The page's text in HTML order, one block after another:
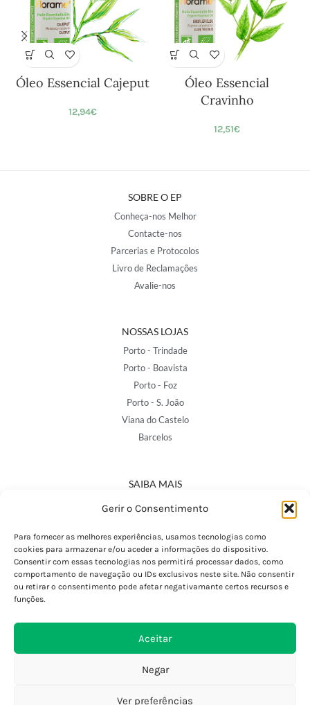
Gerir o Consentimento
Para fornecer as melhores experiências, usamos tecnologias como
cookies para armazenar e/ou aceder a informações do dispositivo.
Consentir com essas tecnologias nos permitirá processar dados, como
comportamento de navegação ou IDs exclusivos neste site. Não consentir
ou retirar o consentimento pode afetar negativamante certos recursos e
funções.
Aceitar
Negar
Ver preferências
Óleo Essencial Cajeput
12,94€
Óleo Essencial
Cravinho
12,51€
SOBRE O EP
Conheça-nos Melhor
Contacte-nos
Parcerias e Protocolos
Livro de Reclamações
Avalie-nos
NOSSAS LOJAS
Porto - Trindade
Porto - Boavista
Porto - Foz
Porto - S. João
Viana do Castelo
Barcelos
SAIBA MAIS
Política de Privacidade
Termos e Condições
Perguntas Frequentes
Custos de Envio
Encomendas Internacionais
Devoluções e Trocas